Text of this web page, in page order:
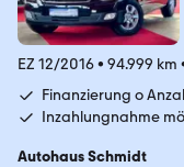
EZ 12/2016• 94.999 km
Finanzierung o
Inzahlungnahme
Autohaus Schmidt